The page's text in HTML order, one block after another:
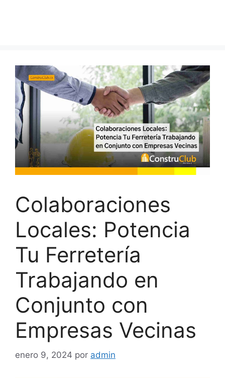
Colaboraciones
Locales: Potencia
Tu Ferretería
Trabajando en
Conjunto con
Empresas Vecinas
enero 9, 2024 por admin